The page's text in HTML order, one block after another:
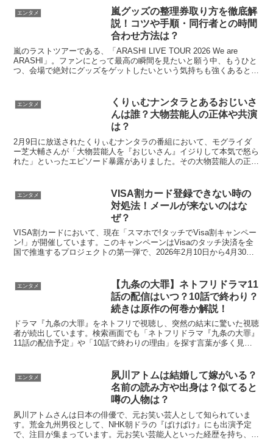
エンタメ
嵐グッズの整理券取り方を徹底解
説！コツや手順・同行者との時間
合わせ方法は？
嵐のラストツアーである、「ARASHI LIVE TOUR 2026 We are
ARASHI」。ファンにとって最高の瞬間を見たいと願う中、もうひと
つ、会場で絶対にグッズをゲットしたいという気持ちも強くあると思
エンタメ
くりぃむナンタラとあるおじいさ
んは誰？大物芸能人の正体や共演
は？
2月9日に放送されたくりぃむナンタラの番組において、モグライダ
ー芝大輔さんが「大物芸能人を『おじいさん』イジりして本気で怒ら
れた」といったエピソード暴露がありました。その大物芸能人の正体
エンタメ
VISA割カード登録できない時の
対処法！メールが来ないのはな
ぜ？
VISA割カードにおいて、現在「スマホで!タッチでVisa割キャンペー
ン!」が開催しています。このキャンペーンはVisaのタッチ決済を全
国で推進するプロジェクトの第一弾で、2026年2月10日から4月30日
エンタメ
【九条の大罪】ネトフリドラマ11
話の配信はいつ？10話で終わり？
続きは原作の何巻か解説！
ドラマ『九条の大罪』をネトフリで視聴し、突然の結末に驚いた視聴
者が続出しています。検索画面でも「ネトフリドラマ『九条の大罪』
11話の配信予定」や「10話で終わりの理由」を探す言葉が多く見受
エンタメ
夙川アトムは結婚して嫁がいる？
名前の読み方や出身は？似てると
噂の人物は？
夙川アトムさんは日本の俳優で、元お笑い芸人として知られていま
す。荒金九州男役として、NHK朝ドラの『ばけばけ』にも出演予定
で、注目が集まっています。元お笑い芸能人といった経歴を持ち、